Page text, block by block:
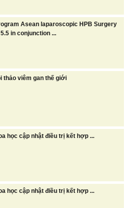
Asean laparoscopic HPB Surgery
in conjunction ...
thảo viêm gan thế giới
học cập nhật điều trị kết hợp ...
học cập nhật điều trị kết hợp ...